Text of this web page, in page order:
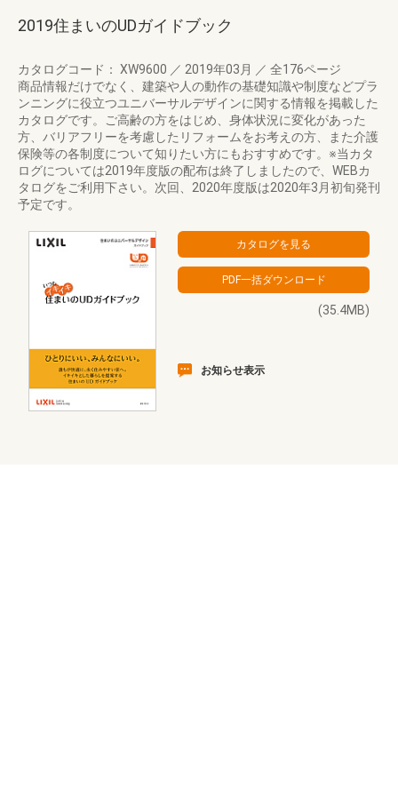
2019住まいのUDガイドブック
カタログコード： XW9600 ／ 2019年03月 ／ 全176ページ
商品情報だけでなく、建築や人の動作の基礎知識や制度などプラ
ンニングに役立つユニバーサルデザインに関する情報を掲載した
カタログです。ご高齢の方をはじめ、身体状況に変化があった
方、バリアフリーを考慮したリフォームをお考えの方、また介護
保険等の各制度について知りたい方にもおすすめです。※当カタ
ログについては2019年度版の配布は終了しましたので、WEBカ
タログをご利用下さい。次回、2020年度版は2020年3月初旬発刊
予定です。
(35.4MB)
お知らせ表示